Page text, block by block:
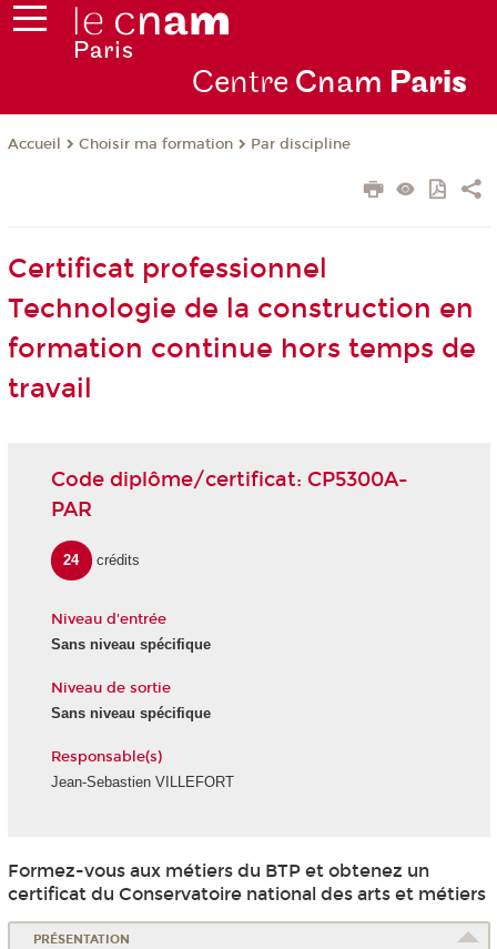
Centre Cnam Paris
Accueil Choisir ma formation Par discipline
Certificat professionnel
Technologie de la construction en
formation continue hors temps de
travail
Code diplôme/certificat: CP5300A-
PAR
24 crédits
Niveau d'entrée
Sans niveau spécifique
Niveau de sortie
Sans niveau spécifique
Responsable(s)
Jean-Sebastien VILLEFORT
Formez-vous aux métiers du BTP et obtenez un
certificat du Conservatoire national des arts et métiers
PRÉSENTATION